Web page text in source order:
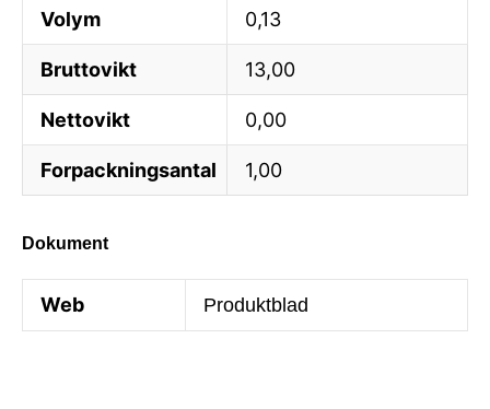
Volym 0,13
Bruttovikt 13,00
Nettovikt 0,00
Forpackningsantal 1,00
Dokument
Web Produktblad